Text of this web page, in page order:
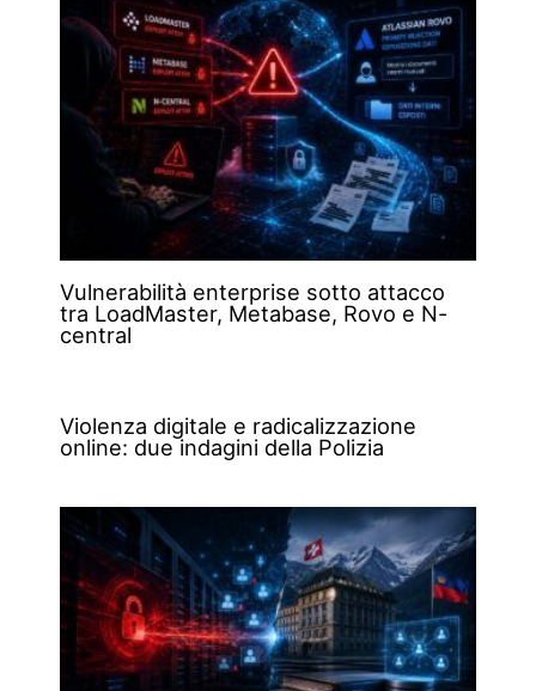
Vulnerabilità enterprise sotto attacco
tra LoadMaster, Metabase, Rovo e N-
central
Violenza digitale e radicalizzazione
online: due indagini della Polizia